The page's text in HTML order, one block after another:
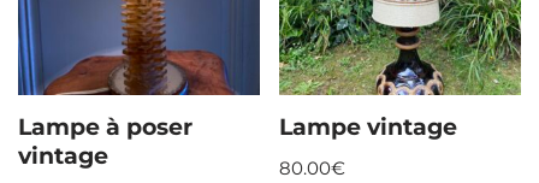
Lampe à poser
vintage
Lampe vintage
80.00€